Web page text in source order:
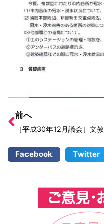
前へ
Facebook Twitter